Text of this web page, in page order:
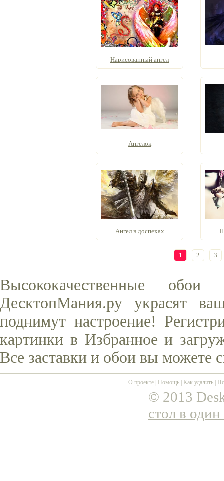
Нарисованный ангел
Ангелок
Ангел в доспехах
1 2 3
Высококачественные
ДесктопМания.ру украсят
поднимут настроение!
картинки в Избранное и
Все заставки и обои вы можете
О проекте Помощь Как удалить
© 2013
стол в